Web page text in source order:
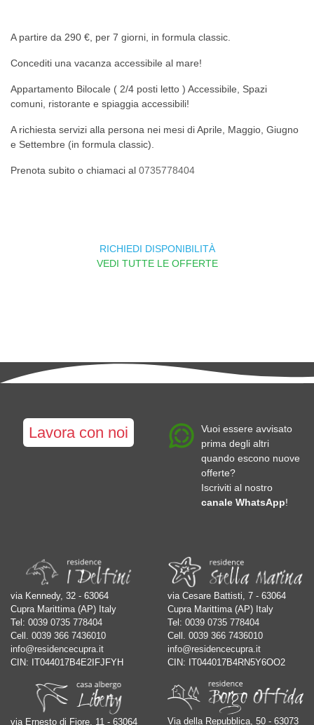
I
Delfini
Appartamenti
Servizi
Condizioni
Spiaggia
#mare
Stella
Marina
Appartamenti
Servizi
Condizioni
Animazione
Dove
siamo
#mare
Liberty
Servizi
Spiaggia
siamo
#mare
#collina
A partire da 290 €, per 7 giorni, in formula classic.
Concediti una vacanza accessibile al mare!
Appartamento Bilocale ( 2/4 posti letto ) Accessibile, Spazi
comuni, ristorante e spiaggia accessibili!
A richiesta servizi alla persona nei mesi di Aprile, Maggio, Giugno
e Settembre (in formula classic).
Prenota subito o chiamaci al 0735778404
RICHIEDI DISPONIBILITÀ
VEDI TUTTE LE OFFERTE
Lavora con noi
Vuoi essere avvisato
prima degli altri
quando escono nuove
offerte?
Iscriviti al nostro
canale WhatsApp!
via Kennedy, 32 - 63064
Cupra Marittima (AP) Italy
Tel: 0039 0735 778404
Cell. 0039 366 7436010
info@residencecupra.it
CIN: IT044017B4E2IFJFYH
via Cesare Battisti, 7 - 63064
Cupra Marittima (AP) Italy
Tel: 0039 0735 778404
Cell. 0039 366 7436010
info@residencecupra.it
CIN: IT044017B4RN5Y6OO2
via Ernesto di Fiore, 11 - 63064
Via della Repubblica, 50 - 63073